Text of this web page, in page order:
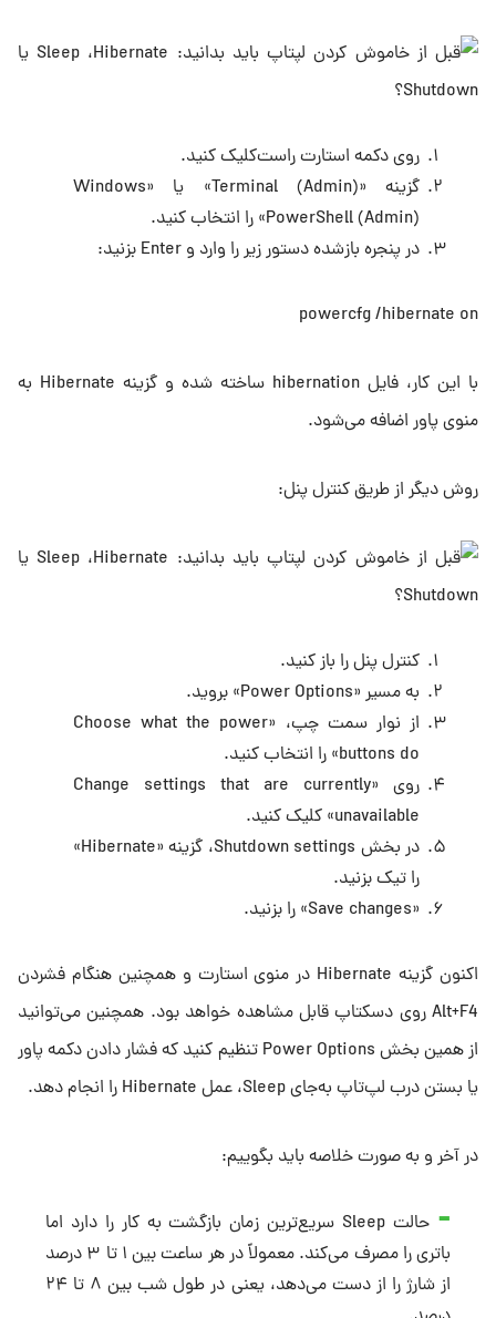
روی دکمه استارت راست‌کلیک کنید.
گزینه «Terminal (Admin)» یا «Windows
PowerShell (Admin)» را انتخاب کنید.
در پنجره بازشده دستور زیر را وارد و Enter بزنید:
powercfg /hibernate on
با این کار، فایل hibernation ساخته شده و گزینه Hibernate به
منوی پاور اضافه می‌شود.
روش دیگر از طریق کنترل پنل:
کنترل پنل را باز کنید.
به مسیر «Power Options» بروید.
از نوار سمت چپ، «Choose what the power
buttons do» را انتخاب کنید.
روی «Change settings that are currently
unavailable» کلیک کنید.
در بخش Shutdown settings، گزینه «Hibernate»
را تیک بزنید.
«Save changes» را بزنید.
اکنون گزینه Hibernate در منوی استارت و همچنین هنگام فشردن
Alt+F4 روی دسکتاپ قابل مشاهده خواهد بود. همچنین می‌توانید
از همین بخش Power Options تنظیم کنید که فشار دادن دکمه پاور
یا بستن درب لپ‌تاپ به‌جای Sleep، عمل Hibernate را انجام دهد.
در آخر و به صورت خلاصه باید بگوییم:
حالت Sleep سریع‌ترین زمان بازگشت به کار را دارد اما
باتری را مصرف می‌کند. معمولاً در هر ساعت بین ۱ تا ۳ درصد
از شارژ را از دست می‌دهد، یعنی در طول شب بین ۸ تا ۲۴